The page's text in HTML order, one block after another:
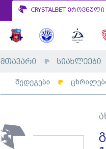
CRYSTALBET
მთავარი სიახლეები
შედეგები